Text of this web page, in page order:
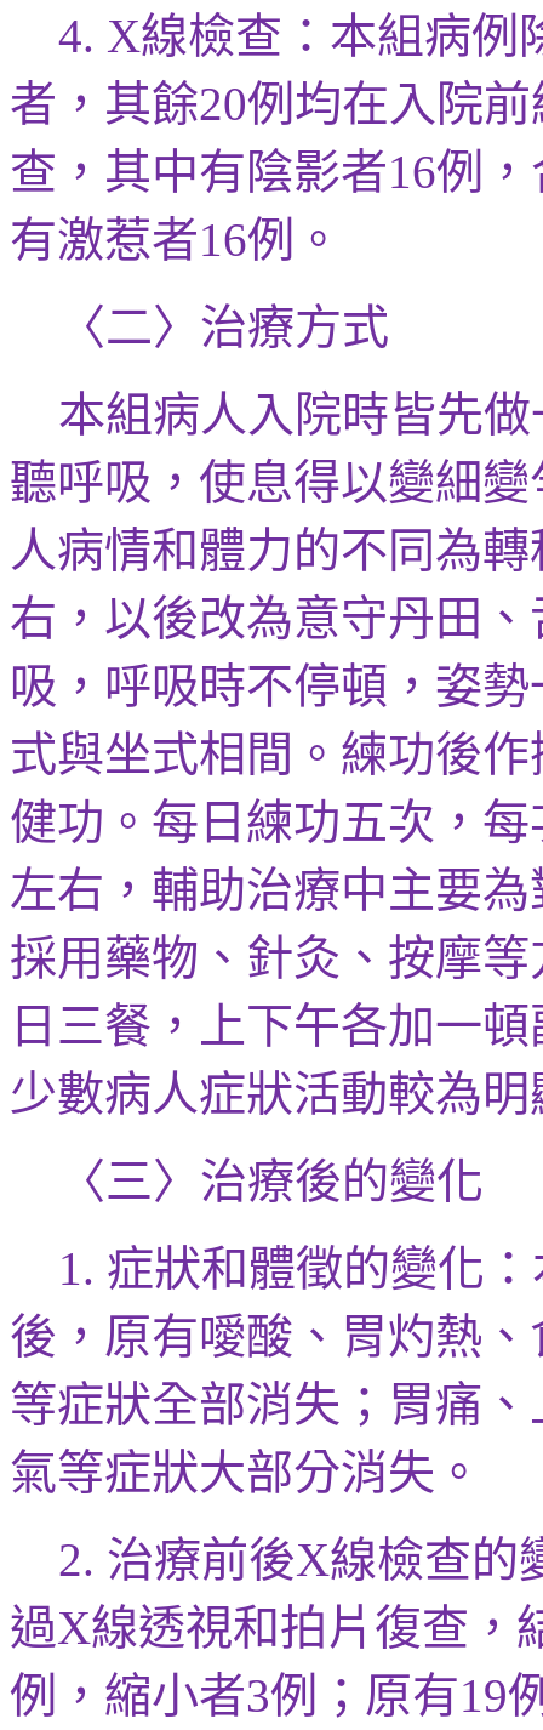
4. X線檢查： 本組病例
者，其餘20例均在入院
查，其中有陰影者16例
有激惹者16例。
〈二〉治療方式
本組病人入院時皆先做
聽呼吸， 使息得以變細變
人病情和體力的不同為
右，以後改為意守丹田、
吸，呼吸時不停頓，姿
式與坐式相間。練功後
健功 。每日練功五次，
左右，輔助治療中主要
採用藥物、針灸、按摩
日三餐，上下午各加一
少數病人症狀活動較為
〈三〉治療後的變化
1. 症狀和體徵的變化：
後， 原有噯酸 、胃灼熱
等症狀全部消失；胃痛
氣等症狀大部分消失。
2. 治療前後X線檢查的
過X線透視和拍片復查，
例，縮小者3例；原有19